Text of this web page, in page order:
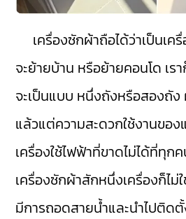
เครื่องซักผ้าถือได้ว่าเป็นเครื่
จะย้ายบ้าน หรือย้ายคอนโด เร
จะเป็นแบบ หนึ่งถังหรือสองถั
แล้วแต่ความสะดวกใช้งานของ
เครื่องใช้ไฟฟ้าที่ขาดไม่ได้ที่ทุ
เครื่องซักผ้าสักหนึ่งเครื่องก็ไม่
มีการถอดสายน้ำและนำไปติด